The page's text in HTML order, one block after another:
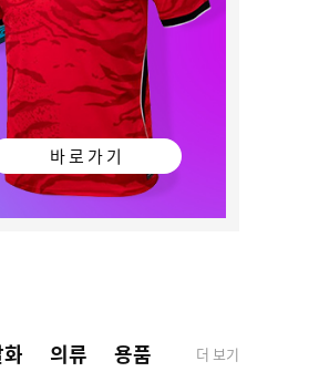
바 로 가 기
의류 용품 더 보기